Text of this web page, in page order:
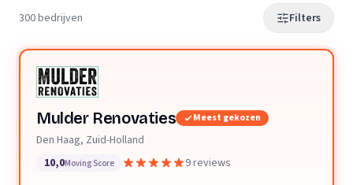
300 bedrijven Filters
Mulder Renovaties Meest gekozen
Den Haag, Zuid-Holland
10,0Moving Score 9 reviews